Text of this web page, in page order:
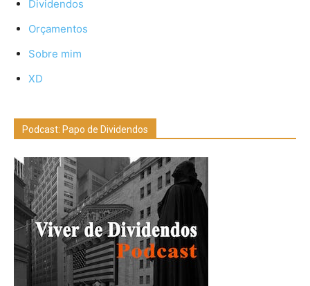
Dividendos
Orçamentos
Sobre mim
XD
Podcast: Papo de Dividendos